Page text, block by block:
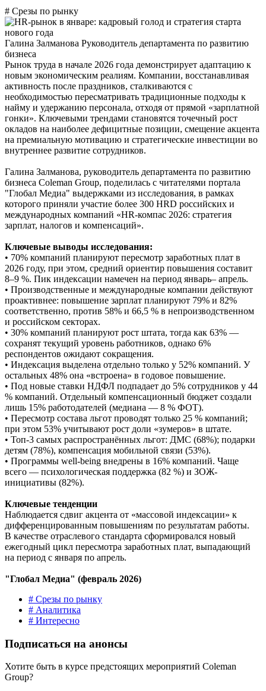
# Срезы по рынку
Галина Залманова Руководитель департамента по развитию
бизнеса
Рынок труда в начале 2026 года демонстрирует адаптацию к
новым экономическим реалиям. Компании, восстанавливая
активность после праздников, сталкиваются с
необходимостью пересматривать традиционные подходы к
найму и удержанию персонала, отходя от прямой «зарплатной
гонки». Ключевыми трендами становятся точечный рост
окладов на наиболее дефицитные позиции, смещение акцента
на премиальную мотивацию и стратегические инвестиции во
внутреннее развитие сотрудников.
Галина Залманова, руководитель департамента по развитию
бизнеса Coleman Group, поделилась с читателями портала
"Глобал Медиа" выдержками из исследования, в рамках
которого приняли участие более 300 HRD российских и
международных компаний «HR-компас 2026: стратегия
зарплат, налогов и компенсаций».
Ключевые выводы исследования:
• 70% компаний планируют пересмотр заработных плат в
2026 году, при этом, средний ориентир повышения составит
8–9 %. Пик индексации намечен на период январь– апрель.
• Производственные и международные компании действуют
проактивнее: повышение зарплат планируют 79% и 82%
соответственно, против 58% и 66,5 % в непроизводственном
и российском секторах.
• 30% компаний планируют рост штата, тогда как 63% —
сохранят текущий уровень работников, однако 6%
респондентов ожидают сокращения.
• Индексация выделена отдельно только у 52% компаний. У
остальных 48% она «встроена» в годовое повышение.
• Под новые ставки НДФЛ подпадает до 5% сотрудников у 44
% компаний. Отдельный компенсационный бюджет создали
лишь 15% работодателей (медиана — 8 % ФОТ).
• Пересмотр состава льгот проводят только 25 % компаний;
при этом 53% учитывают рост доли «зумеров» в штате.
• Топ-3 самых распространённых льгот: ДМС (68%); подарки
детям (78%), компенсация мобильной связи (53%).
• Программы well-being внедрены в 16% компаний. Чаще
всего — психологическая поддержка (82 %) и ЗОЖ-
инициативы (82%).
Ключевые тенденции
Наблюдается сдвиг акцента от «массовой индексации» к
дифференцированным повышениям по результатам работы.
В качестве отраслевого стандарта сформировался новый
ежегодный цикл пересмотра заработных плат, выпадающий
на период с января по апрель.
"Глобал Медиа" (февраль 2026)
# Срезы по рынку
# Аналитика
# Интересно
Подписаться на анонсы
Хотите быть в курсе предстоящих мероприятий Coleman
Group?